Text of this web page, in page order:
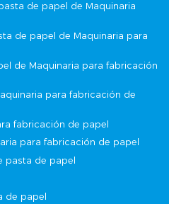
de papel de Maquinaria
de papel de Maquinaria para
de Maquinaria para fabricación
para fabricación de
fabricación de papel
para fabricación de papel
pasta de papel
de papel